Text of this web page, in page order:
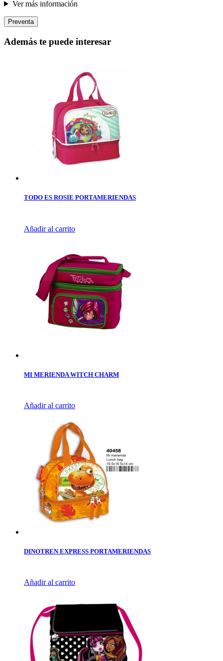
Ver más información
Preventa
Además te puede interesar
TODO ES ROSIE PORTAMERIENDAS
Añadir al carrito
MI MERIENDA WITCH CHARM
Añadir al carrito
DINOTREN EXPRESS PORTAMERIENDAS
Añadir al carrito